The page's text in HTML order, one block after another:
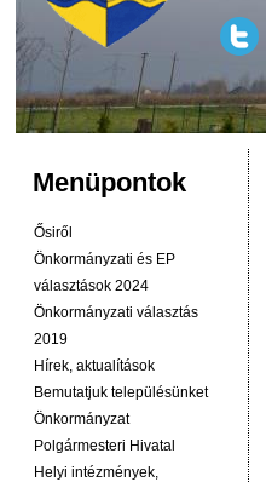
Menüpontok
Ősiről
Önkormányzati és EP
választások 2024
Önkormányzati választás
2019
Hírek, aktualítások
Bemutatjuk településünket
Önkormányzat
Polgármesteri Hivatal
Helyi intézmények,